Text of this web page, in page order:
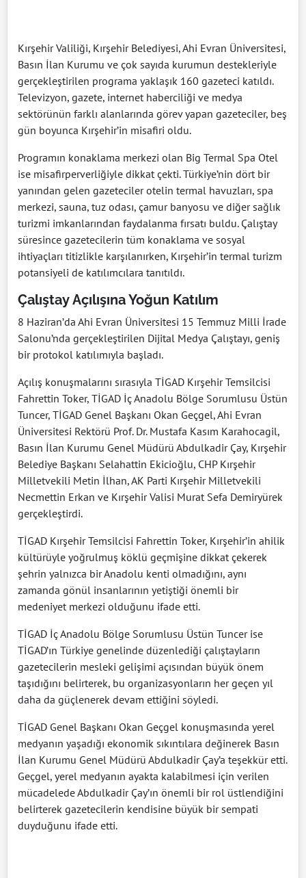
Kırşehir Valiliği, Kırşehir Belediyesi, Ahi Evran Üniversitesi,
Basın İlan Kurumu ve çok sayıda kurumun destekleriyle
gerçekleştirilen programa yaklaşık 160 gazeteci katıldı.
Televizyon, gazete, internet haberciliği ve medya
sektörünün farklı alanlarında görev yapan gazeteciler, beş
gün boyunca Kırşehir’in misafiri oldu.
Programın konaklama merkezi olan Big Termal Spa Otel
ise misafirperverliğiyle dikkat çekti. Türkiye’nin dört bir
yanından gelen gazeteciler otelin termal havuzları, spa
merkezi, sauna, tuz odası, çamur banyosu ve diğer sağlık
turizmi imkanlarından faydalanma fırsatı buldu. Çalıştay
süresince gazetecilerin tüm konaklama ve sosyal
ihtiyaçları titizlikle karşılanırken, Kırşehir’in termal turizm
potansiyeli de katılımcılara tanıtıldı.
Çalıştay Açılışına Yoğun Katılım
8 Haziran’da Ahi Evran Üniversitesi 15 Temmuz Milli İrade
Salonu’nda gerçekleştirilen Dijital Medya Çalıştayı, geniş
bir protokol katılımıyla başladı.
Açılış konuşmalarını sırasıyla TİGAD Kırşehir Temsilcisi
Fahrettin Toker, TİGAD İç Anadolu Bölge Sorumlusu Üstün
Tuncer, TİGAD Genel Başkanı Okan Geçgel, Ahi Evran
Üniversitesi Rektörü Prof. Dr. Mustafa Kasım Karahocagil,
Basın İlan Kurumu Genel Müdürü Abdulkadir Çay, Kırşehir
Belediye Başkanı Selahattin Ekicioğlu, CHP Kırşehir
Milletvekili Metin İlhan, AK Parti Kırşehir Milletvekili
Necmettin Erkan ve Kırşehir Valisi Murat Sefa Demiryürek
gerçekleştirdi.
TİGAD Kırşehir Temsilcisi Fahrettin Toker, Kırşehir’in ahilik
kültürüyle yoğrulmuş köklü geçmişine dikkat çekerek
şehrin yalnızca bir Anadolu kenti olmadığını, aynı
zamanda gönül insanlarının yetiştiği önemli bir
medeniyet merkezi olduğunu ifade etti.
TİGAD İç Anadolu Bölge Sorumlusu Üstün Tuncer ise
TİGAD’ın Türkiye genelinde düzenlediği çalıştayların
gazetecilerin mesleki gelişimi açısından büyük önem
taşıdığını belirterek, bu organizasyonların her geçen yıl
daha da güçlenerek devam ettiğini söyledi.
TİGAD Genel Başkanı Okan Geçgel konuşmasında yerel
medyanın yaşadığı ekonomik sıkıntılara değinerek Basın
İlan Kurumu Genel Müdürü Abdulkadir Çay’a teşekkür etti.
Geçgel, yerel medyanın ayakta kalabilmesi için verilen
mücadelede Abdulkadir Çay’ın önemli bir rol üstlendiğini
belirterek gazetecilerin kendisine büyük bir sempati
duyduğunu ifade etti.